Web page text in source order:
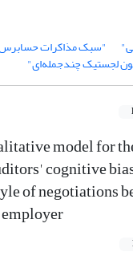
"سبک مذاکرات
لجستیک چند‌جمله‌ای"
model for
cognitive
of negotiations